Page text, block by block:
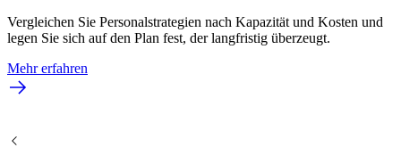
Vergleichen Sie Personalstrategien nach Kapazität und Kosten und
legen Sie sich auf den Plan fest, der langfristig überzeugt.
Mehr erfahren